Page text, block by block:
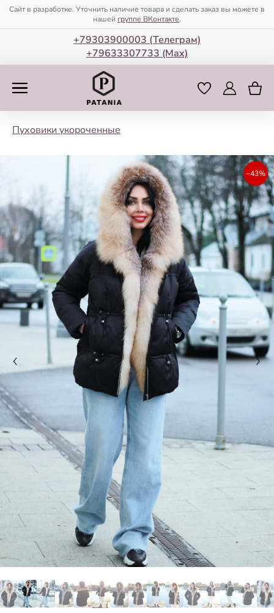
Сайт в разработке. Уточнить наличие товара и сделать заказ вы можете в
нашей группе ВКонтакте.
+79303900003 (Телеграм)
+79633307733 (Мax)
Пуховики укороченные
−43%